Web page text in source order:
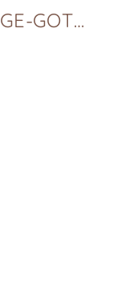
Kunststoffkelle SHIAGE-GOTE (blau), L240